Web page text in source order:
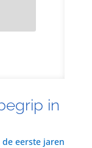
in
eerste jaren